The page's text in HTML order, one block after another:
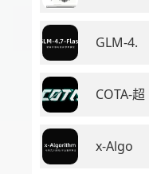
GLM-4.
COTA-超
x-Algo